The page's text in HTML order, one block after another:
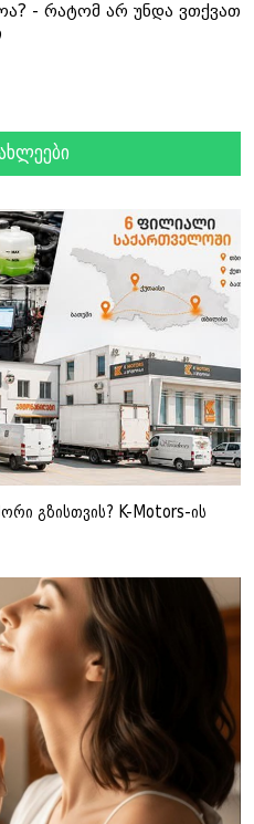
- რატომ არ უნდა ვთქვათ
გზისთვის? K-Motors-ის